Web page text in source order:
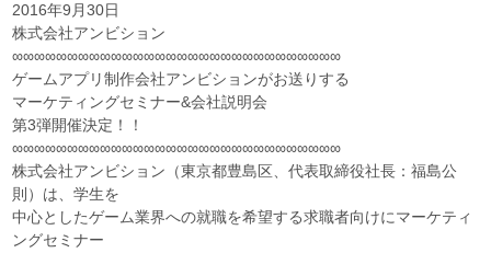
2016年9月30日
株式会社アンビション
∞∞∞∞∞∞∞∞∞∞∞∞∞∞∞∞∞∞∞∞∞∞∞∞∞∞∞∞∞∞
ゲームアプリ制作会社アンビションがお送りする
マーケティングセミナー&会社説明会
第3弾開催決定！！
∞∞∞∞∞∞∞∞∞∞∞∞∞∞∞∞∞∞∞∞∞∞∞∞∞∞∞∞∞∞
株式会社アンビション（東京都豊島区、代表取締役社長：福島公
則）は、学生を
中心としたゲーム業界への就職を希望する求職者向けにマーケティ
ングセミナー